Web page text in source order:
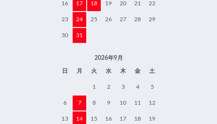
16 17 18 19 20 21 22
23 24 25 26 27 28 29
30 31
2026年9月
日 月 火 水 木 金 土
1 2 3 4 5
6 7 8 9 10 11 12
13 14 15 16 17 18 19